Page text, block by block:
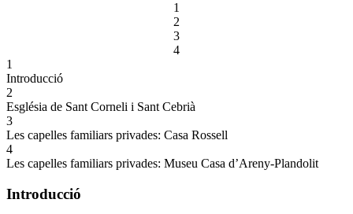
1
2
3
4
1
Introducció
2
Església de Sant Corneli i Sant Cebrià
3
Les capelles familiars privades: Casa Rossell
4
Les capelles familiars privades: Museu Casa d’Areny-Plandolit
Introducció